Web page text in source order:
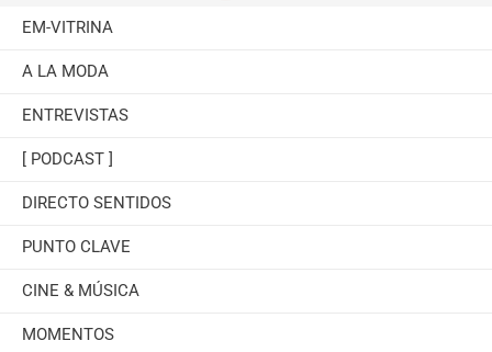
EM-VITRINA
A LA MODA
ENTREVISTAS
[ PODCAST ]
DIRECTO SENTIDOS
PUNTO CLAVE
CINE & MÚSICA
MOMENTOS